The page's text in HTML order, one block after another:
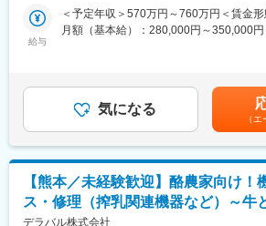
■勤務時間：
■働き方
・「移住型自立支援プログラム」
要望があれば菊地川流域での民家探しと
や、飲食、物販などで起業するための自
・家族手当あり・寮社宅あり・車、バイ
■魅力：
■募集背景：
今後の生産量増を見据え、即戦力となる
■概要：
・半導体レジスト等機能材料で世界トッ
・『フォトリソグラフィ』による微細加
ジーに、常に最先端の領域に挑戦してい
【当社について】半導体デバイスの製造
ラフィという技術を用いてシリコンウエ
給与
＜予定年収＞570万円～760万円＜賃金
月額（基本給）：280,000円～350,000
年度実績)賃金はあくまでも目安の金額で
する可能性があります。月給(月額)は固
気になる
（
【熊本／未経験歓迎】酪農家向け！
ス・修理（搾乳関連機器など）～
デラバル株式会社